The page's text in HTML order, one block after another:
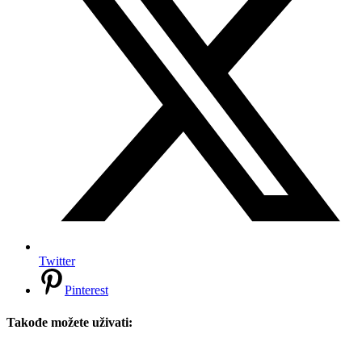
Twitter
Pinterest
Takođe možete uživati: